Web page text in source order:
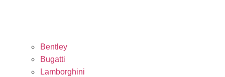
Bentley
Bugatti
Lamborghini